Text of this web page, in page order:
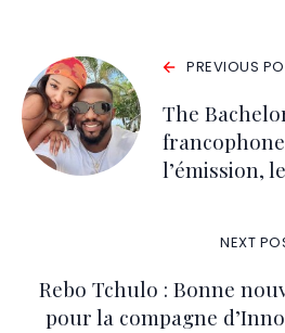
PREVIOUS
The
l’émission,
NEXT
Rebo Tchulo : Bonne
pour la compagne